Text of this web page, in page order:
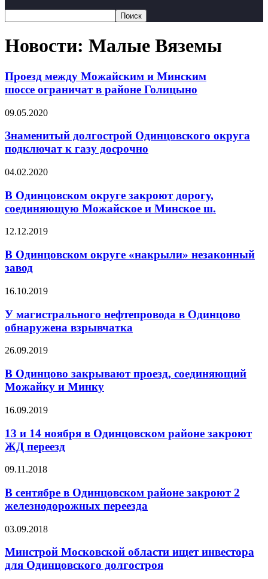
Новости: Малые Вяземы
Проезд между Можайским и Минским
шоссе ограничат в районе Голицыно
09.05.2020
Знаменитый долгострой Одинцовского округа
подключат к газу досрочно
04.02.2020
В Одинцовском округе закроют дорогу,
соединяющую Можайское и Минское ш.
12.12.2019
В Одинцовском округе «накрыли» незаконный
завод
16.10.2019
У магистрального нефтепровода в Одинцово
обнаружена взрывчатка
26.09.2019
В Одинцово закрывают проезд, соединяющий
Можайку и Минку
16.09.2019
13 и 14 ноября в Одинцовском районе закроют
ЖД переезд
09.11.2018
В сентябре в Одинцовском районе закроют 2
железнодорожных переезда
03.09.2018
Минстрой Московской области ищет инвестора
для Одинцовского долгостроя